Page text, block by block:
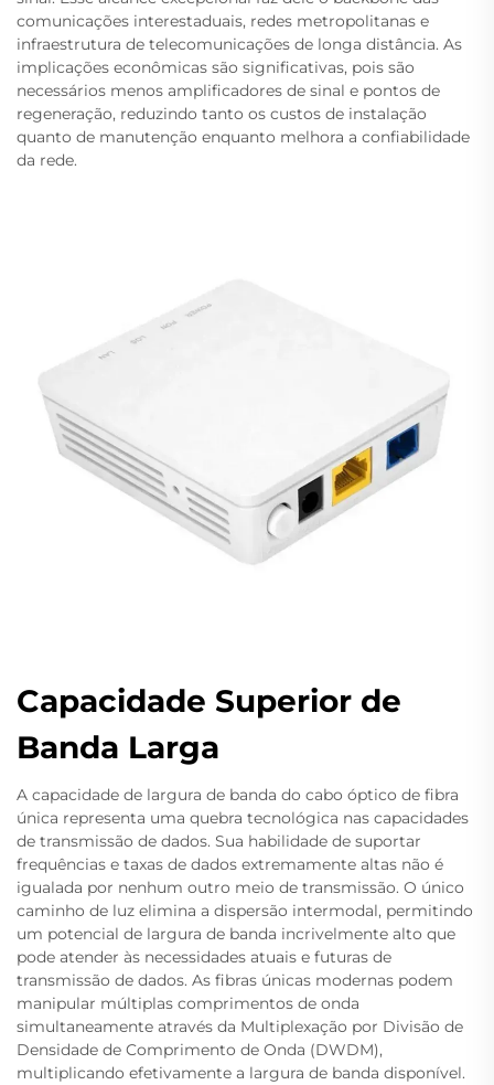
comunicações interestaduais, redes metropolitanas e
infraestrutura de telecomunicações de longa distância. As
implicações econômicas são significativas, pois são
necessários menos amplificadores de sinal e pontos de
regeneração, reduzindo tanto os custos de instalação
quanto de manutenção enquanto melhora a confiabilidade
da rede.
Capacidade Superior de
Banda Larga
A capacidade de largura de banda do cabo óptico de fibra
única representa uma quebra tecnológica nas capacidades
de transmissão de dados. Sua habilidade de suportar
frequências e taxas de dados extremamente altas não é
igualada por nenhum outro meio de transmissão. O único
caminho de luz elimina a dispersão intermodal, permitindo
um potencial de largura de banda incrivelmente alto que
pode atender às necessidades atuais e futuras de
transmissão de dados. As fibras únicas modernas podem
manipular múltiplas comprimentos de onda
simultaneamente através da Multiplexação por Divisão de
Densidade de Comprimento de Onda (DWDM),
multiplicando efetivamente a largura de banda disponível.